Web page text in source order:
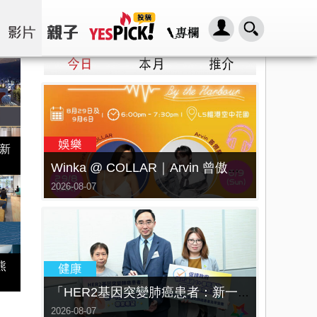
Winka @ COLLAR｜Arvin 曾傲棐｜Dark 黃明德｜表妹 Ｍona 8月29日起登陸L5維港空中花園 | wwwtc mall 首度呈獻「Music Wave By The Harbo
2026-08-07
「HER2基因突變肺癌患者：新一代口服標靶藥帶來希望」， 促請政府加快納入藥物名冊，助患者及早受惠
2026-08-07